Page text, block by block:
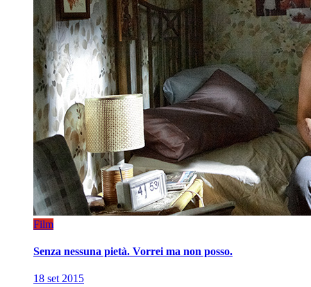
Film
Senza nessuna pietà. Vorrei ma non posso.
18 set 2015